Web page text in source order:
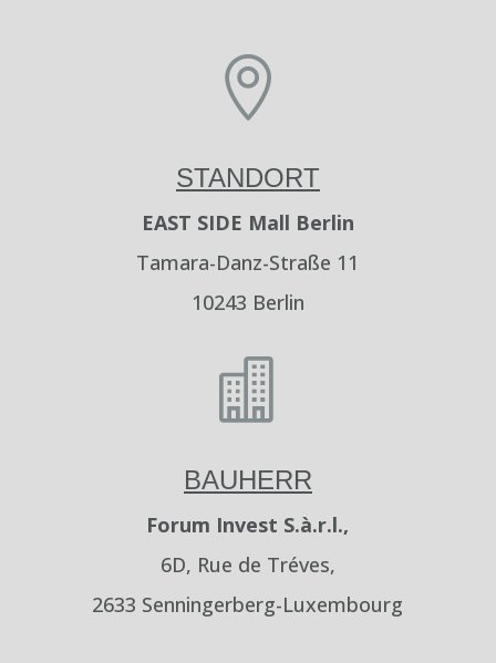

STANDORT
EAST SIDE Mall Berlin
Tamara-Danz-Straße 11
10243 Berlin

BAUHERR
Forum Invest S.à.r.l.,
6D, Rue de Tréves,
2633 Senningerberg-Luxembourg